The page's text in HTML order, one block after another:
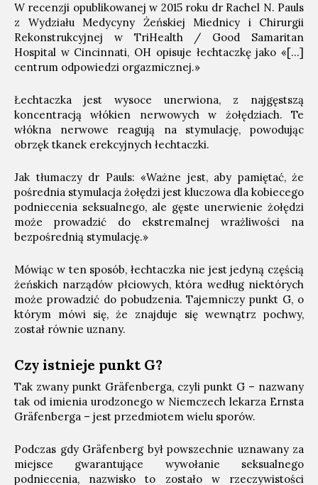
W recenzji opublikowanej w 2015 roku dr Rachel N. Pauls
z Wydziału Medycyny Żeńskiej Miednicy i Chirurgii
Rekonstrukcyjnej w TriHealth / Good Samaritan
Hospital w Cincinnati, OH opisuje łechtaczkę jako «[…]
centrum odpowiedzi orgazmicznej.»
Łechtaczka jest wysoce unerwiona, z najgęstszą
koncentracją włókien nerwowych w żołędziach. Te
włókna nerwowe reagują na stymulację, powodując
obrzęk tkanek erekcyjnych łechtaczki.
Jak tłumaczy dr Pauls: «Ważne jest, aby pamiętać, że
pośrednia stymulacja żołędzi jest kluczowa dla kobiecego
podniecenia seksualnego, ale gęste unerwienie żołędzi
może prowadzić do ekstremalnej wrażliwości na
bezpośrednią stymulację.»
Mówiąc w ten sposób, łechtaczka nie jest jedyną częścią
żeńskich narządów płciowych, która według niektórych
może prowadzić do pobudzenia. Tajemniczy punkt G, o
którym mówi się, że znajduje się wewnątrz pochwy,
został równie uznany.
Czy istnieje punkt G?
Tak zwany punkt Gräfenberga, czyli punkt G – nazwany
tak od imienia urodzonego w Niemczech lekarza Ernsta
Gräfenberga – jest przedmiotem wielu sporów.
Podczas gdy Gräfenberg był powszechnie uznawany za
miejsce gwarantujące wywołanie seksualnego
podniecenia, nazwisko to zostało w rzeczywistości